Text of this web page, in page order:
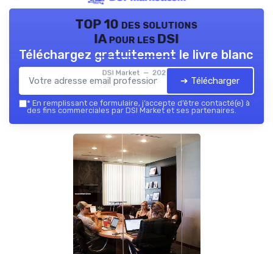
TOP 10 des solutions
IA pour les DSI
DSI Market — 2026
Téléchargez gratuitement le livre blanc
➔ Télécharger
* En remplissant ce formulaire, j’accepte d’être contacté(e) à
des fins commerciales par DSI Market et ses partenaires.